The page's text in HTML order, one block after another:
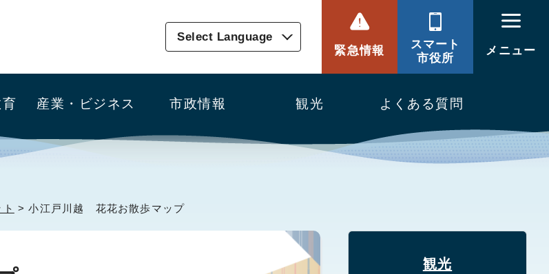
Select Language
緊急情報
スマート
市役所
メニュー
産業・ビジネス 市政情報 観光 よくある質問
> 小江戸川越 花花お散歩マップ
観光